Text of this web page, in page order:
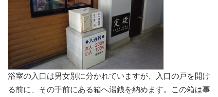
浴室の入口は男女別に分かれていますが、入口の戸を開け
る前に、その手前にある箱へ湯銭を納めます。この箱は事